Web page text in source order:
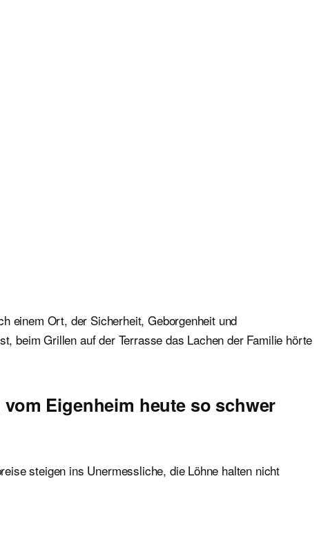
einem Ort, der Sicherheit, Geborgenheit und
beim Grillen auf der Terrasse das Lachen der Familie hörte
Eigenheim heute so schwer
steigen ins Unermessliche, die Löhne halten nicht